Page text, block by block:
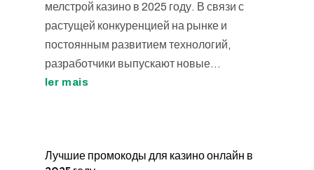
мелстрой казино в 2025 году. В связи с
растущей конкуренцией на рынке и
постоянным развитием технологий,
разработчики выпускают новые...
ler mais
Лучшие промокоды для казино онлайн в